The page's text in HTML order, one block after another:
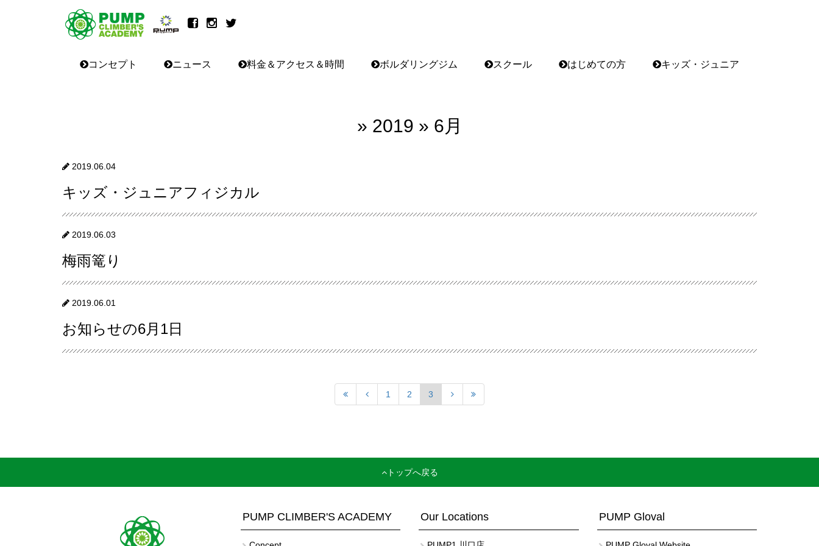
コンセプト ニュース 料金＆アクセス＆時間 ボルダリングジム スクール はじめての方 キッズ・ジュニア
» 2019 » 6月
2019.06.04
キッズ・ジュニアフィジカル
2019.06.03
梅雨篭り
2019.06.01
お知らせの6月1日
1 2 3
トップへ戻る
PUMP CLIMBER'S ACADEMY Our Locations PUMP Gloval